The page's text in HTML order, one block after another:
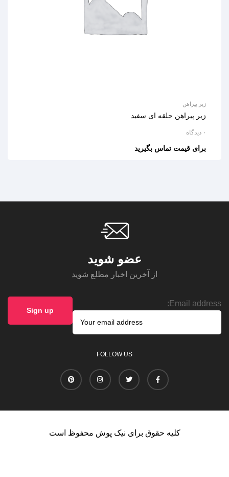
زیر پیراهن
زیر پیراهن حلقه ای سفید
۰ دیدگاه
برای قیمت تماس بگیرید
عضو شوید
از آخرین اخبار مطلع شوید
Email address:
FOLLOW US
کلیه حقوق برای نیک پوش محفوظ است